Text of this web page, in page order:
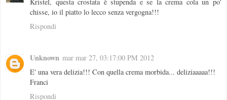
chisse, io il piatto lo lecco senza vergogna!!!
Rispondi
Unknown mar mar 27, 03:17:00 PM 2012
E' una vera delizia!!! Con quella crema morbida... deliziaaaaa!!!
Franci
Rispondi